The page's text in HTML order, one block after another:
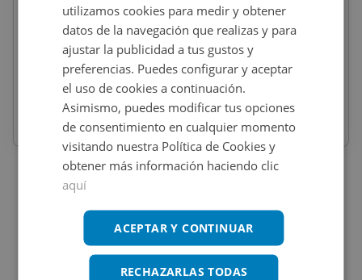
38.000€
€-22,61%
Suelo En Venta En Teresa
2040_0093_PE0001
m2Residencial
utilizamos cookies para medir y obtener
datos de la navegación que realizas y para
ajustar la publicidad a tus gustos y
preferencias. Puedes configurar y aceptar
el uso de cookies a continuación.
Asimismo, puedes modificar tus opciones
de consentimiento en cualquier momento
visitando nuestra Política de Cookies y
obtener más información haciendo clic
aquí
ACEPTAR Y CONTINUAR
RECHAZARLAS TODAS